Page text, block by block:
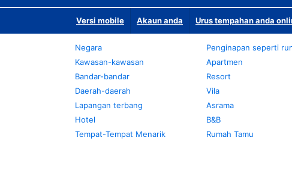
Versi mobile Akaun anda Urus tempahan anda
Negara
Kawasan-kawasan
Bandar-bandar
Daerah-daerah
Lapangan terbang
Hotel
Tempat-Tempat Menarik
Penginapan seperti
Apartmen
Resort
Vila
Asrama
B&B
Rumah Tamu